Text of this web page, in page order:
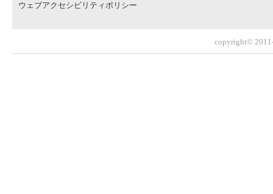
ウェブアクセシビリティポリシー
copyright©